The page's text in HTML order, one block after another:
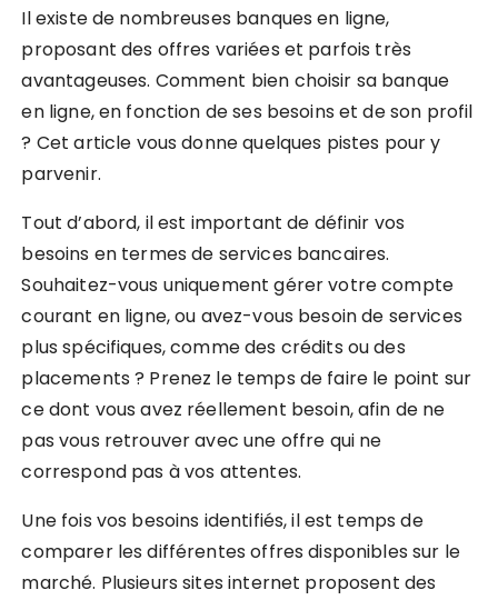
Il existe de nombreuses banques en ligne,
proposant des offres variées et parfois très
avantageuses. Comment bien choisir sa banque
en ligne, en fonction de ses besoins et de son profil
? Cet article vous donne quelques pistes pour y
parvenir.
Tout d’abord, il est important de définir vos
besoins en termes de services bancaires.
Souhaitez-vous uniquement gérer votre compte
courant en ligne, ou avez-vous besoin de services
plus spécifiques, comme des crédits ou des
placements ? Prenez le temps de faire le point sur
ce dont vous avez réellement besoin, afin de ne
pas vous retrouver avec une offre qui ne
correspond pas à vos attentes.
Une fois vos besoins identifiés, il est temps de
comparer les différentes offres disponibles sur le
marché. Plusieurs sites internet proposent des